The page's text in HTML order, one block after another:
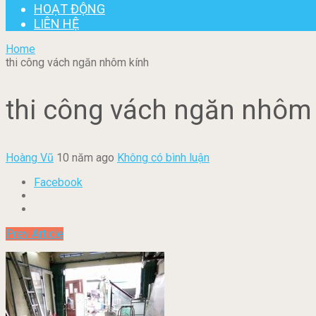
HOẠT ĐỘNG
LIÊN HỆ
Home
thi công vách ngăn nhôm kính
thi công vách ngăn
Hoàng Vũ 10 năm ago Không có bình luận
Facebook
Prev Article